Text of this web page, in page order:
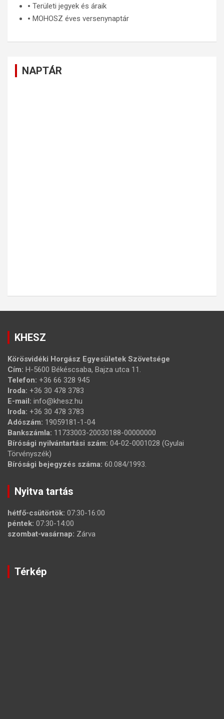
🞄 Területi jegyek és áraik
🞄 MOHOSZ éves versenynaptár
NAPTÁR
KHESZ
Körösvidéki Horgász Egyesületek Szövetsége
Cím: H-5600 Békéscsaba, Bajza utca 11.
Telefon: +36 66 328 945
Iroda: +36 30 478 3783
E-mail: info@khesz.hu
Iroda: +36 30 478 3783
Adószám: 19059181-1-04
Bankszámla: 11733003-20030188-00000000
Bírósági nyilvántartási szám: 04-02-0001028 (Gyulai
Törvényszék)
Bírósági bejegyzés száma: 60.084/1993.
Nyitva tartás
hétfő-csütörtök: 07:30-16:00
péntek: 07:30-14:00
szombat-vasárnap: Zárva
Térkép